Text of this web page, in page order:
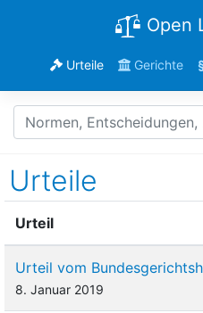
Open
Urteile Gerichte
Urteile
Urteil
Urteil vom
8. Januar 2019